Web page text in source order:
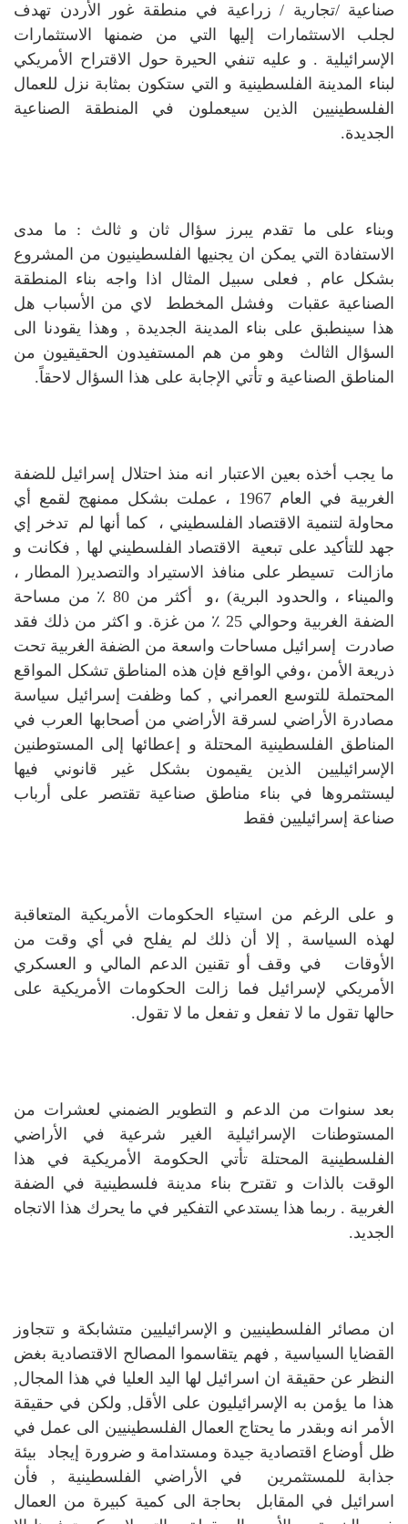
صناعية /تجارية / زراعية في منطقة غور الأردن تهدف
لجلب الاستثمارات إليها التي من ضمنها الاستثمارات
الإسرائيلية . و عليه تنفي الحيرة حول الاقتراح الأمريكي
لبناء المدينة الفلسطينية و التي ستكون بمثابة نزل للعمال
الفلسطينيين الذين سيعملون في المنطقة الصناعية
الجديدة.
وبناء على ما تقدم يبرز سؤال ثان و ثالث : ما مدى
الاستفادة التي يمكن ان يجنيها الفلسطينيون من المشروع
بشكل عام , فعلى سبيل المثال اذا واجه بناء المنطقة
الصناعية عقبات وفشل المخطط لاي من الأسباب هل
هذا سينطبق على بناء المدينة الجديدة , وهذا يقودنا الى
السؤال الثالث وهو من هم المستفيدون الحقيقيون من
المناطق الصناعية و تأتي الإجابة على هذا السؤال لاحقاً.
ما يجب أخذه بعين الاعتبار انه منذ احتلال إسرائيل للضفة
الغربية في العام 1967 ، عملت بشكل ممنهج لقمع أي
محاولة لتنمية الاقتصاد الفلسطيني ، كما أنها لم تدخر إي
جهد للتأكيد على تبعية الاقتصاد الفلسطيني لها , فكانت و
مازالت تسيطر على منافذ الاستيراد والتصدير( المطار ،
والميناء ، والحدود البرية) ،و أكثر من 80 ٪ من مساحة
الضفة الغربية وحوالي 25 ٪ من غزة. و اكثر من ذلك فقد
صادرت إسرائيل مساحات واسعة من الضفة الغربية تحت
ذريعة الأمن ،وفي الواقع فإن هذه المناطق تشكل المواقع
المحتملة للتوسع العمراني , كما وظفت إسرائيل سياسة
مصادرة الأراضي لسرقة الأراضي من أصحابها العرب في
المناطق الفلسطينية المحتلة و إعطائها إلى المستوطنين
الإسرائيليين الذين يقيمون بشكل غير قانوني فيها
ليستثمروها في بناء مناطق صناعية تقتصر على أرباب
صناعة إسرائيليين فقط
و على الرغم من استياء الحكومات الأمريكية المتعاقبة
لهذه السياسة , إلا أن ذلك لم يفلح في أي وقت من
الأوقات في وقف أو تقنين الدعم المالي و العسكري
الأمريكي لإسرائيل فما زالت الحكومات الأمريكية على
حالها تقول ما لا تفعل و تفعل ما لا تقول.
بعد سنوات من الدعم و التطوير الضمني لعشرات من
المستوطنات الإسرائيلية الغير شرعية في الأراضي
الفلسطينية المحتلة تأتي الحكومة الأمريكية في هذا
الوقت بالذات و تقترح بناء مدينة فلسطينية في الضفة
الغربية . ربما هذا يستدعي التفكير في ما يحرك هذا الاتجاه
الجديد.
ان مصائر الفلسطينيين و الإسرائيليين متشابكة و تتجاوز
القضايا السياسية , فهم يتقاسموا المصالح الاقتصادية بغض
النظر عن حقيقة ان اسرائيل لها اليد العليا في هذا المجال,
هذا ما يؤمن به الإسرائيليون على الأقل, ولكن في حقيقة
الأمر انه وبقدر ما يحتاج العمال الفلسطينيين الى عمل في
ظل أوضاع اقتصادية جيدة ومستدامة و ضرورة إيجاد بيئة
جذابة للمستثمرين في الأراضي الفلسطينية , فأن
اسرائيل في المقابل بحاجة الى كمية كبيرة من العمال